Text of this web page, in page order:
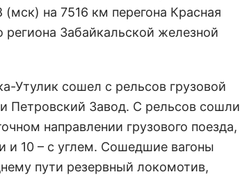
(мск) на 7516 км перегона Красная
Забайкальской железной
Утулик сошел с рельсов грузовой
Петровский Завод. С рельсов сошли
направлении грузового поезда,
и 10 – с углем. Сошедшие вагоны
пути резервный локомотив,